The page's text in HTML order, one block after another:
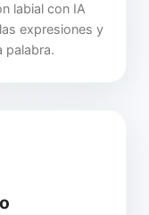
labial con IA
expresiones y
palabra.